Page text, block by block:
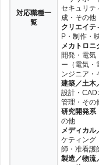
対応職種一
覧
セキュリテ
成・その他
クリエイテ
P・制作・
メカトロニ
開発・電気
ー（電気・
ンジニア・
建築／土木
設計・CAD
管理・その
研究開発系
の他
メディカル
ケティング
師・准看護
製造／物流